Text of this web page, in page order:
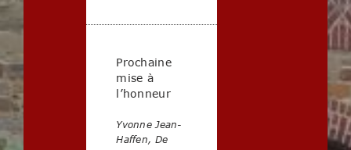
Prochaine
mise à
l’honneur
Yvonne Jean-
Haffen, De